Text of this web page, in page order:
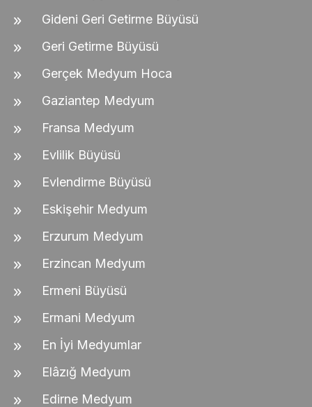
Gideni Geri Getirme Büyüsü
Geri Getirme Büyüsü
Gerçek Medyum Hoca
Gaziantep Medyum
Fransa Medyum
Evlilik Büyüsü
Evlendirme Büyüsü
Eskişehir Medyum
Erzurum Medyum
Erzincan Medyum
Ermeni Büyüsü
Ermani Medyum
En İyi Medyumlar
Elâzığ Medyum
Edirne Medyum